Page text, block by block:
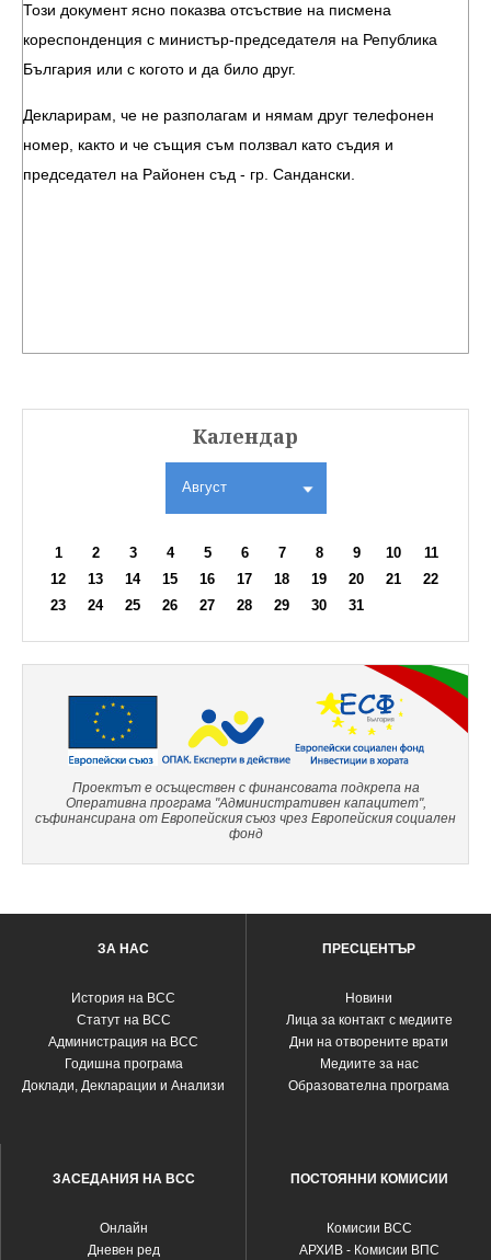
Този документ ясно показва отсъствие на писмена
кореспонденция с министър-председателя на Република
България или с когото и да било друг.
Декларирам, че не разполагам и нямам друг телефонен
номер, както и че същия съм ползвал като съдия и
председател на Районен съд - гр. Сандански.
Календар
Август
1 2 3 4 5 6 7 8 9 10
11
12
13 14 15 16 17 18 19 20 21
22
23
24 25 26 27 28 29 30 31
Проектът е осъществен с финансовата подкрепа на
Оперативна програма "Административен капацитет",
съфинансирана от Европейския съюз чрез Европейския социален
фонд
ЗА НАС
История на ВСС
Статут на ВСС
Администрация на ВСС
Годишна програма
Доклади, Декларации и Анализи
ПРЕСЦЕНТЪР
Новини
Лица за контакт с медиите
Дни на отворените врати
Медиите за нас
Образователна програма
ЗАСЕДАНИЯ НА ВСС
Oнлайн
Дневен ред
ПОСТОЯННИ КОМИСИИ
Комисии ВСС
АРХИВ - Комисии ВПС